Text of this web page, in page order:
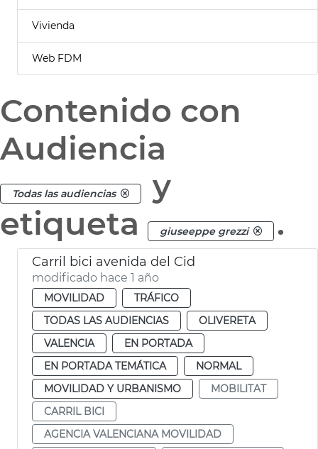
Vivienda
Web FDM
Contenido con
Audiencia
Todas las audiencias
y
etiqueta
giuseeppe grezzi .
Carril bici avenida del Cid
modificado hace 1 año
MOVILIDAD
TRÁFICO
TODAS LAS AUDIENCIAS
OLIVERETA
VALENCIA
EN PORTADA
EN PORTADA TEMÁTICA
NORMAL
MOVILIDAD Y URBANISMO
MOBILITAT
CARRIL BICI
AGENCIA VALENCIANA MOVILIDAD